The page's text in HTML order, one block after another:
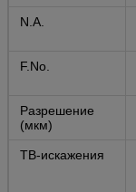
N.A.
F.No.
Разрешение
(мкм)
ТВ-искажения